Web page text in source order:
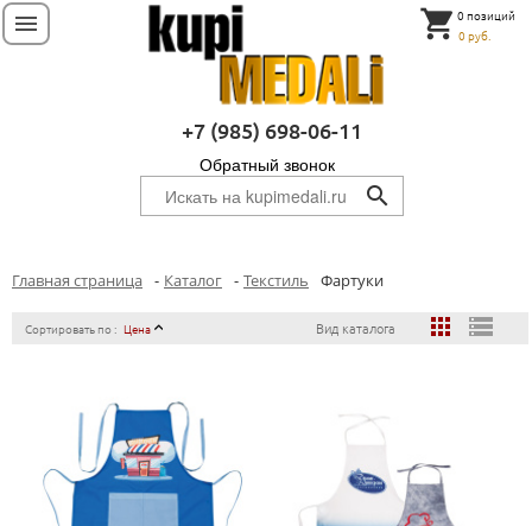
menu
search
+7 (985) 698-06-11
Обратный звонок
shopping_cart 0 позиций
0 руб.
Главная страница - Каталог - Текстиль Фартуки
Сортировать по : Цена Вид каталога apps storage